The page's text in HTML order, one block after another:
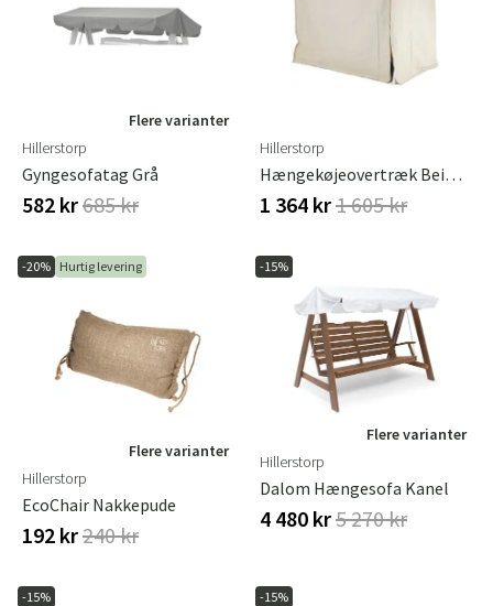
Flere varianter
Hillerstorp
Gyngesofatag Grå
582 kr685 kr
Hillerstorp
Hængekøjeovertræk Beige Polyester
1 364 kr1 605 kr
-20% Hurtig levering
Flere varianter
Hillerstorp
EcoChair Nakkepude
192 kr240 kr
-15%
Flere varianter
Hillerstorp
Dalom Hængesofa Kanel
4 480 kr5 270 kr
-15% -15%